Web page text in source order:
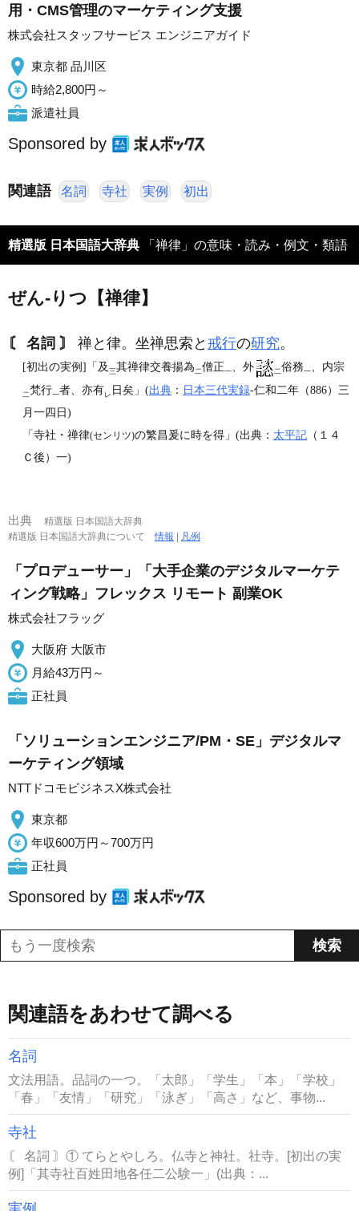
用・CMS管理のマーケティング支援
株式会社スタッフサービス エンジニアガイド
東京都 品川区
時給2,800円～
派遣社員
Sponsored by
関連語 名詞 寺社 実例 初出
精選版 日本国語大辞典 「禅律」の意味・読み・例文・類語
ぜん‐りつ【禅律】
〘 名詞 〙 禅と律。坐禅思索と 戒行の研究。
[初出の実例]「及 三其禅律交養揚為 二僧正一 、外 二俗務一 、内宗
二梵行一者、亦有レ 日矣」(出典 ： 日本三代実録‐仁和二年（886）三
月一四日)
「寺社・禅律(センリツ)の繁昌爰に時を得」(出典： 太平記 （１４
Ｃ後）一)
出典
精選版 日本国語大辞典
精選版 日本国語大辞典について情報 | 凡例
「プロデューサー」「大手企業のデジタルマーケテ
ィング戦略」フレックス リモート 副業OK
株式会社フラッグ
大阪府 大阪市
月給43万円～
正社員
「ソリューションエンジニア/PM・SE」デジタルマ
ーケティング領域
NTTドコモビジネスX株式会社
東京都
年収600万円～700万円
正社員
Sponsored by
関連語をあわせて調べる
名詞
文法用語。品詞の一つ。「太郎」「学生」「本」「学校」
「春」「友情」「研究」「泳ぎ」「高さ」など、事物...
寺社
〘 名詞 〙① てらとやしろ。仏寺と神社。社寺。[初出の実
例]「其寺社百姓田地各任二公験一」(出典：...